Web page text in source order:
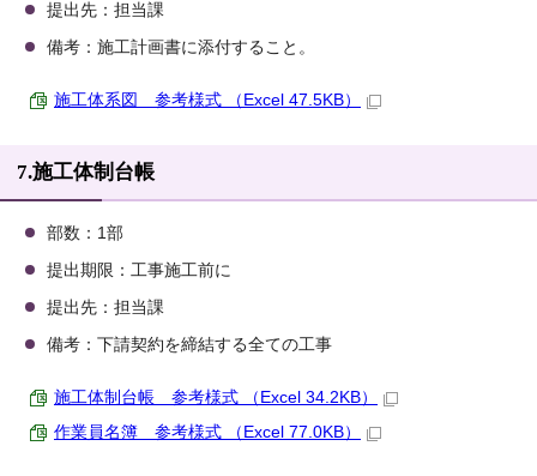
提出先：担当課
備考：施工計画書に添付すること。
施工体系図 参考様式 （Excel 47.5KB）
7.施工体制台帳
部数：1部
提出期限：工事施工前に
提出先：担当課
備考：下請契約を締結する全ての工事
施工体制台帳 参考様式 （Excel 34.2KB）
作業員名簿 参考様式 （Excel 77.0KB）